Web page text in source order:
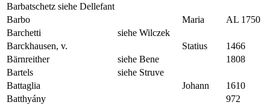
Barbatschetz siehe Dellefant
Barbo
Maria
AL 1750
Barchetti
siehe Wilczek
Barckhausen, v.
Statius
1466
Bärnreither
siehe Bene
1808
Bartels
siehe Struve
Battaglia
Johann
1610
Batthyány
972